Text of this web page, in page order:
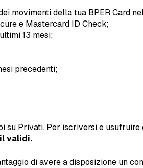
movimenti della tua BPER Card
e Mastercard ID Check;
13 mesi;
precedenti;
su Privati. Per iscriversi e
validi.
di avere a disposizione un